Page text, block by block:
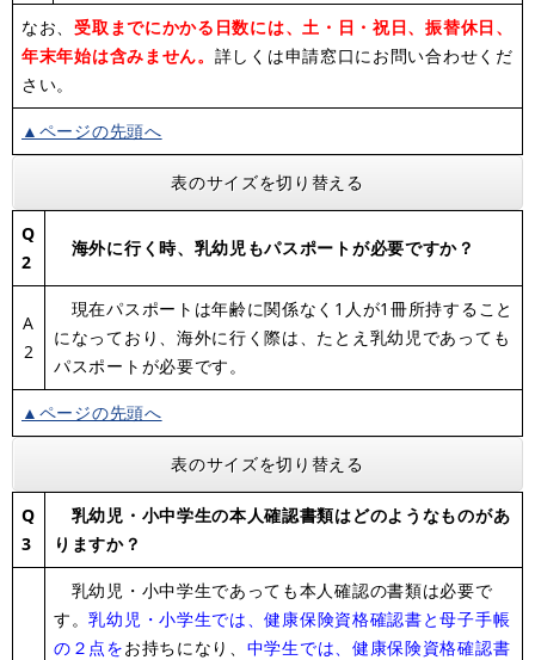
なお、受取までにかかる日数には、土・日・祝日、振替休日、
年末年始は含みません。 詳しくは申請窓口にお問い合わせくだ
さい。
▲ページの先頭へ
表のサイズを切り替える
Q
2
海外に行く時、乳幼児もパスポートが必要ですか？
A
2
現在パスポートは年齢に関係なく1人が1冊所持すること
になっており、海外に行く際は、たとえ乳幼児であっても
パスポートが必要です。
▲ページの先頭へ
表のサイズを切り替える
Q
3
乳幼児・小中学生の本人確認書類はどのようなものがあ
りますか？
乳幼児・小中学生であっても本人確認の書類は必要で
す。乳幼児・小学生では、健康保険資格確認書と母子手帳
の２点をお持ちになり、 中学生では、健康保険資格確認書